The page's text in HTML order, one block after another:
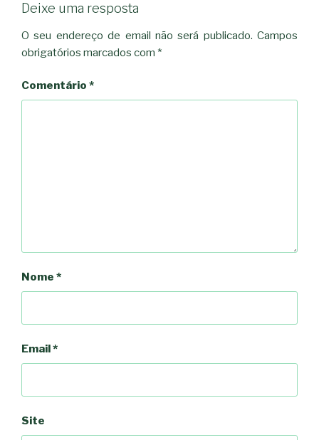
Deixe uma resposta
O seu endereço de email não será publicado. Campos
obrigatórios marcados com *
Comentário *
Nome *
Email *
Site